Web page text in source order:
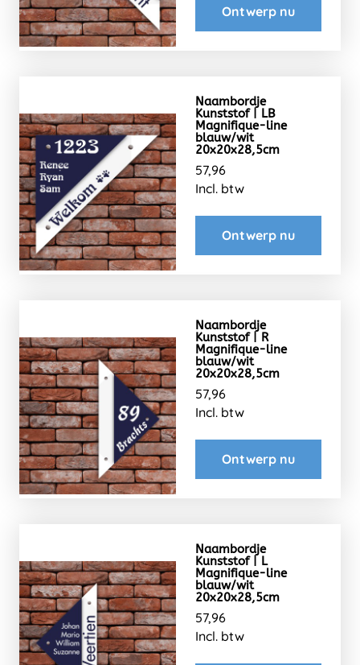
Ontwerp nu
Naambordje
Kunststof | LB
Magnifique-line
blauw/wit
20x20x28,5cm
57,96
Incl. btw
Ontwerp nu
Naambordje
Kunststof | R
Magnifique-line
blauw/wit
20x20x28,5cm
57,96
Incl. btw
Ontwerp nu
Naambordje
Kunststof | L
Magnifique-line
blauw/wit
20x20x28,5cm
57,96
Incl. btw